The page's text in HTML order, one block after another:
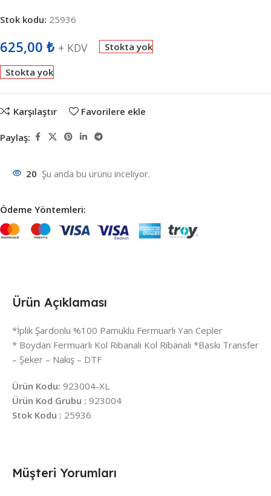
Stok kodu: 25936
625,00 ₺ + KDV Stokta yok
Stokta yok
Karşılaştır Favorilere ekle
Paylaş:
20 Şu anda bu ürünü inceliyor.
Ödeme Yöntemleri:
Ürün Açıklaması
*İplik Şardonlu %100 Pamuklu Fermuarlı Yan Cepler
* Boydan Fermuarlı Kol Ribanalı Kol Ribanalı *Baskı Transfer
– Şeker – Nakış – DTF
Ürün Kodu: 923004-XL
Ürün Kod Grubu : 923004
Stok Kodu : 25936
Müşteri Yorumları